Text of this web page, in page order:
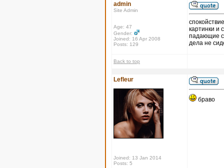
admin
Site Admin
Age: 47
Gender:
Joined: 16 Apr 2008
Posts: 129
картинки и
падающие
дела не
Back to top
Lefleur
Joined: 13 Jan 2014
Posts: 5
браво